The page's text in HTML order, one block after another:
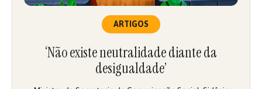
ARTIGOS
‘Não existe neutralidade diante da
desigualdade’